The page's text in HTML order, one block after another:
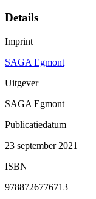
Details
Imprint
SAGA Egmont
Uitgever
SAGA Egmont
Publicatiedatum
23 september 2021
ISBN
9788726776713